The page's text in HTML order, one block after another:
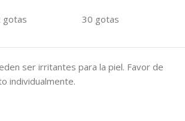
gotas 30 gotas
ser irritantes para la piel. Favor de
individualmente.